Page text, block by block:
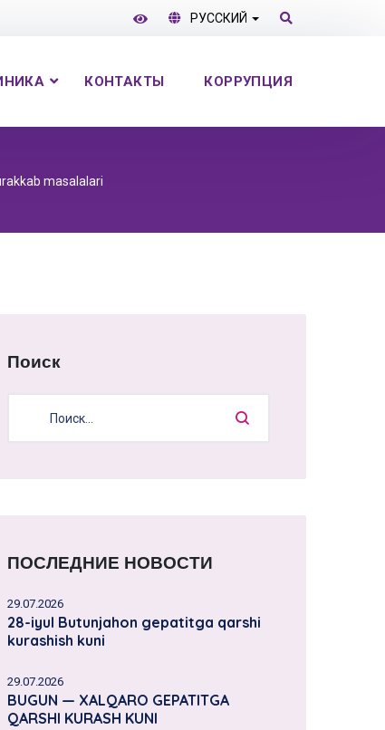
РУССКИЙ
КОНТАКТЫ КОРРУПЦИЯ
masalalari
Поиск
ПОСЛЕДНИЕ НОВОСТИ
29.07.2026
28-iyul Butunjahon gepatitga qarshi
kurashish kuni
29.07.2026
BUGUN — XALQARO GEPATITGA
QARSHI KURASH KUNI